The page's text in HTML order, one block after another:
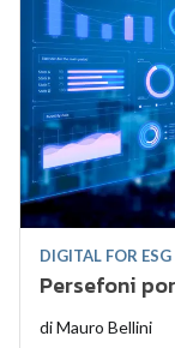
DIGITAL FOR ESG
Persefoni
diMauro Bellini